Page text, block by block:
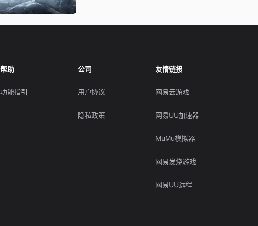
帮助
功能指引
公司
用户协议
隐私政策
友情链接
网易云游戏
网易UU加速器
MuMu模拟器
网易发烧游戏
网易UU远程